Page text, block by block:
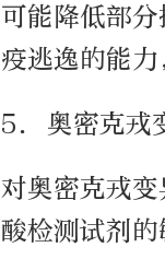
可能降低部
疫逃逸的能力
5. 奥密克戎
对奥密克戎
酸检测试剂